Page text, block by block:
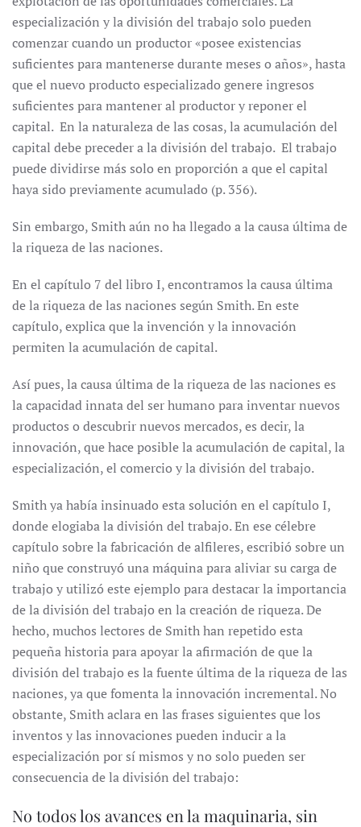
especialización y la división del trabajo solo pueden
comenzar cuando un productor «posee existencias
suficientes para mantenerse durante meses o años», hasta
que el nuevo producto especializado genere ingresos
suficientes para mantener al productor y reponer el
capital. En la naturaleza de las cosas, la acumulación del
capital debe preceder a la división del trabajo. El trabajo
puede dividirse más solo en proporción a que el capital
haya sido previamente acumulado (p. 356).
Sin embargo, Smith aún no ha llegado a la causa última de
la riqueza de las naciones.
En el capítulo 7 del libro I, encontramos la causa última
de la riqueza de las naciones según Smith. En este
capítulo, explica que la invención y la innovación
permiten la acumulación de capital.
Así pues, la causa última de la riqueza de las naciones es
la capacidad innata del ser humano para inventar nuevos
productos o descubrir nuevos mercados, es decir, la
innovación, que hace posible la acumulación de capital, la
especialización, el comercio y la división del trabajo.
Smith ya había insinuado esta solución en el capítulo I,
donde elogiaba la división del trabajo. En ese célebre
capítulo sobre la fabricación de alfileres, escribió sobre un
niño que construyó una máquina para aliviar su carga de
trabajo y utilizó este ejemplo para destacar la importancia
de la división del trabajo en la creación de riqueza. De
hecho, muchos lectores de Smith han repetido esta
pequeña historia para apoyar la afirmación de que la
división del trabajo es la fuente última de la riqueza de las
naciones, ya que fomenta la innovación incremental. No
obstante, Smith aclara en las frases siguientes que los
inventos y las innovaciones pueden inducir a la
especialización por sí mismos y no solo pueden ser
consecuencia de la división del trabajo:
No todos los avances en la maquinaria, sin